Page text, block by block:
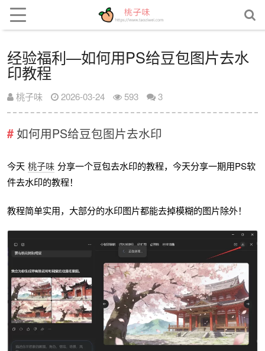
经验福利—如何用PS给豆包图片去水
印教程
桃子味 2026-03-24 593 3
如何用PS给豆包图片去水印
今天 桃子味 分享一个豆包去水印的教程，今天分享一期用PS软
件去水印的教程！
教程简单实用，大部分的水印图片都能去掉模糊的图片除外！